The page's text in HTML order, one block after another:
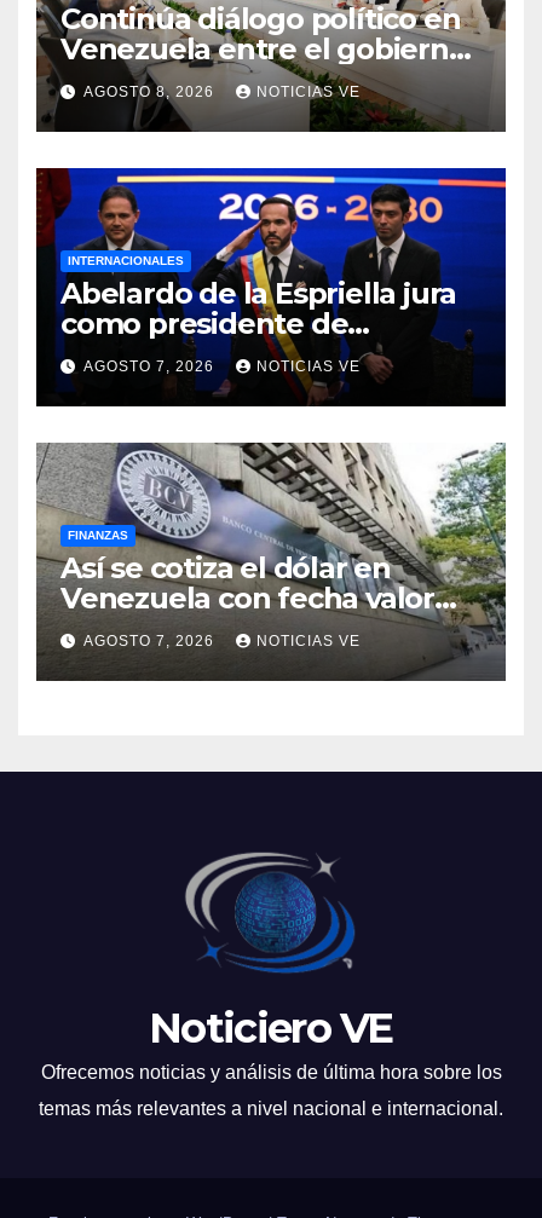
Continúa diálogo político en
Venezuela entre el gobierno
y la oposición
AGOSTO 8, 2026 NOTICIAS VE
INTERNACIONALES
Abelardo de la Espriella jura
como presidente de
Colombia para el periodo
2026-2030
AGOSTO 7, 2026 NOTICIAS VE
FINANZAS
Así se cotiza el dólar en
Venezuela con fecha valor
lunes 10 de agosto de 2026
AGOSTO 7, 2026 NOTICIAS VE
Noticiero VE
Ofrecemos noticias y análisis de última hora sobre los
temas más relevantes a nivel nacional e internacional.